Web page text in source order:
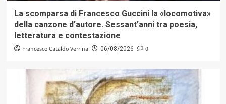
La scomparsa di Francesco Guccini la «locomotiva»
della canzone d’autore. Sessant’anni tra poesia,
letteratura e contestazione
Francesco Cataldo Verrina 06/08/2026 0